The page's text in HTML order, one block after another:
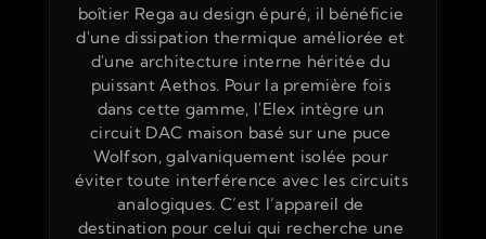
boîtier Rega au design épuré, il bénéficie
d'une dissipation thermique améliorée et
d'une architecture interne héritée du
puissant Aethos. Pour la première fois
dans cette gamme, l'Elex intègre un
circuit DAC maison basé sur une puce
Wolfson, galvaniquement isolée pour
éviter toute interférence avec les circuits
analogiques. C’est l’appareil de
destination pour celui qui recherche une